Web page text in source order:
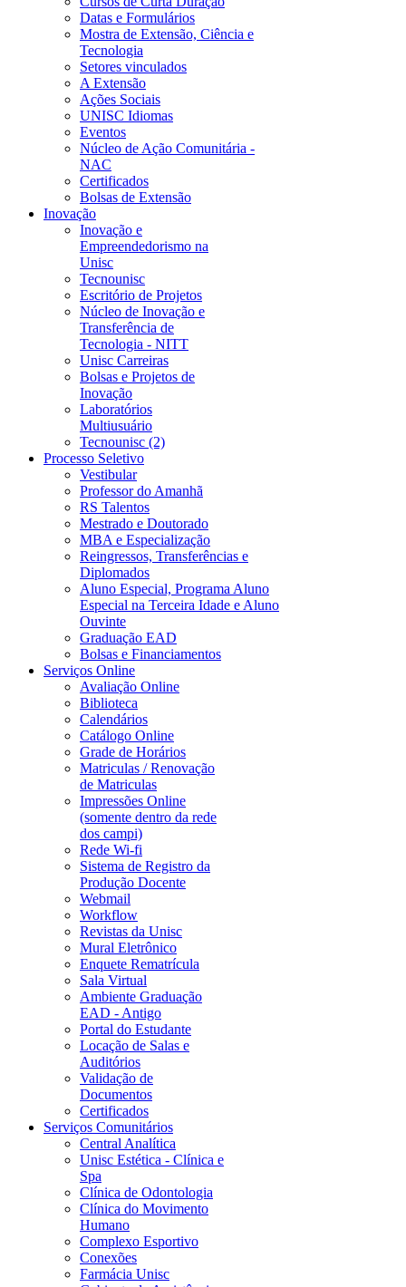
Datas e Formulários
Mostra de Extensão, Ciência e
Tecnologia
Setores vinculados
A Extensão
Ações Sociais
UNISC Idiomas
Eventos
Núcleo de Ação Comunitária -
NAC
Certificados
Bolsas de Extensão
Inovação
Inovação e
Empreendedorismo na
Unisc
Tecnounisc
Escritório de Projetos
Núcleo de Inovação e
Transferência de
Tecnologia - NITT
Unisc Carreiras
Bolsas e Projetos de
Inovação
Laboratórios
Multiusuário
Tecnounisc (2)
Processo Seletivo
Vestibular
Professor do Amanhã
RS Talentos
Mestrado e Doutorado
MBA e Especialização
Reingressos, Transferências e
Diplomados
Aluno Especial, Programa Aluno
Especial na Terceira Idade e Aluno
Ouvinte
Graduação EAD
Bolsas e Financiamentos
Serviços Online
Avaliação Online
Biblioteca
Calendários
Catálogo Online
Grade de Horários
Matriculas / Renovação
de Matriculas
Impressões Online
(somente dentro da rede
dos campi)
Rede Wi-fi
Sistema de Registro da
Produção Docente
Webmail
Workflow
Revistas da Unisc
Mural Eletrônico
Enquete Rematrícula
Sala Virtual
Ambiente Graduação
EAD - Antigo
Portal do Estudante
Locação de Salas e
Auditórios
Validação de
Documentos
Certificados
Serviços Comunitários
Central Analítica
Unisc Estética - Clínica e
Spa
Clínica de Odontologia
Clínica do Movimento
Humano
Complexo Esportivo
Conexões
Farmácia Unisc